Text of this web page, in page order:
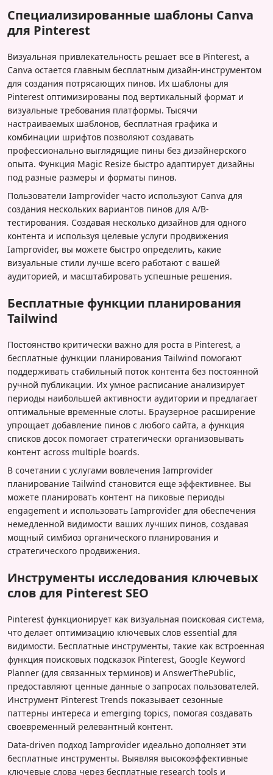
Специализированные шаблоны Canva
для Pinterest
Визуальная привлекательность решает все в Pinterest, а
Canva остается главным бесплатным дизайн-инструментом
для создания потрясающих пинов. Их шаблоны для
Pinterest оптимизированы под вертикальный формат и
визуальные требования платформы. Тысячи
настраиваемых шаблонов, бесплатная графика и
комбинации шрифтов позволяют создавать
профессионально выглядящие пины без дизайнерского
опыта. Функция Magic Resize быстро адаптирует дизайны
под разные размеры и форматы пинов.
Пользователи Iamprovider часто используют Canva для
создания нескольких вариантов пинов для A/B-
тестирования. Создавая несколько дизайнов для одного
контента и используя целевые услуги продвижения
Iamprovider, вы можете быстро определить, какие
визуальные стили лучше всего работают с вашей
аудиторией, и масштабировать успешные решения.
Бесплатные функции планирования
Tailwind
Постоянство критически важно для роста в Pinterest, а
бесплатные функции планирования Tailwind помогают
поддерживать стабильный поток контента без постоянной
ручной публикации. Их умное расписание анализирует
периоды наибольшей активности аудитории и предлагает
оптимальные временные слоты. Браузерное расширение
упрощает добавление пинов с любого сайта, а функция
списков досок помогает стратегически организовывать
контент across multiple boards.
В сочетании с услугами вовлечения Iamprovider
планирование Tailwind становится еще эффективнее. Вы
можете планировать контент на пиковые периоды
engagement и использовать Iamprovider для обеспечения
немедленной видимости ваших лучших пинов, создавая
мощный симбиоз органического планирования и
стратегического продвижения.
Инструменты исследования ключевых
слов для Pinterest SEO
Pinterest функционирует как визуальная поисковая система,
что делает оптимизацию ключевых слов essential для
видимости. Бесплатные инструменты, такие как встроенная
функция поисковых подсказок Pinterest, Google Keyword
Planner (для связанных терминов) и AnswerThePublic,
предоставляют ценные данные о запросах пользователей.
Инструмент Pinterest Trends показывает сезонные
паттерны интереса и emerging topics, помогая создавать
своевременный релевантный контент.
Data-driven подход Iamprovider идеально дополняет эти
бесплатные инструменты. Выявляя высокоэффективные
ключевые слова через бесплатные research tools и